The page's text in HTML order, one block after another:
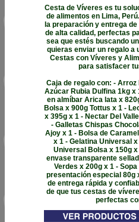
Cesta de Víveres es tu
de alimentos en Lima,
la preparación y entrega
de alta calidad, perfectas
sea que estés buscando
quieras enviar un regalo a
Cestas con Víveres y
para satisfacer
Caja de regalo con: -
Azúcar Rubia Dulfina 1kg x
en almíbar Arica lata x
Bolsa x 900g Tottus x 1 -
x 395g x 1 - Nectar Del
- Galletas Chispas
Ajoy x 1 - Bolsa de
x 1 - Gelatina Universal
Universal Bolsa x 150g
envase transparente
Verdes x 200g x 1 -
presentación especial 80g
de entrega rápida y
de que tus cestas de
perfectas